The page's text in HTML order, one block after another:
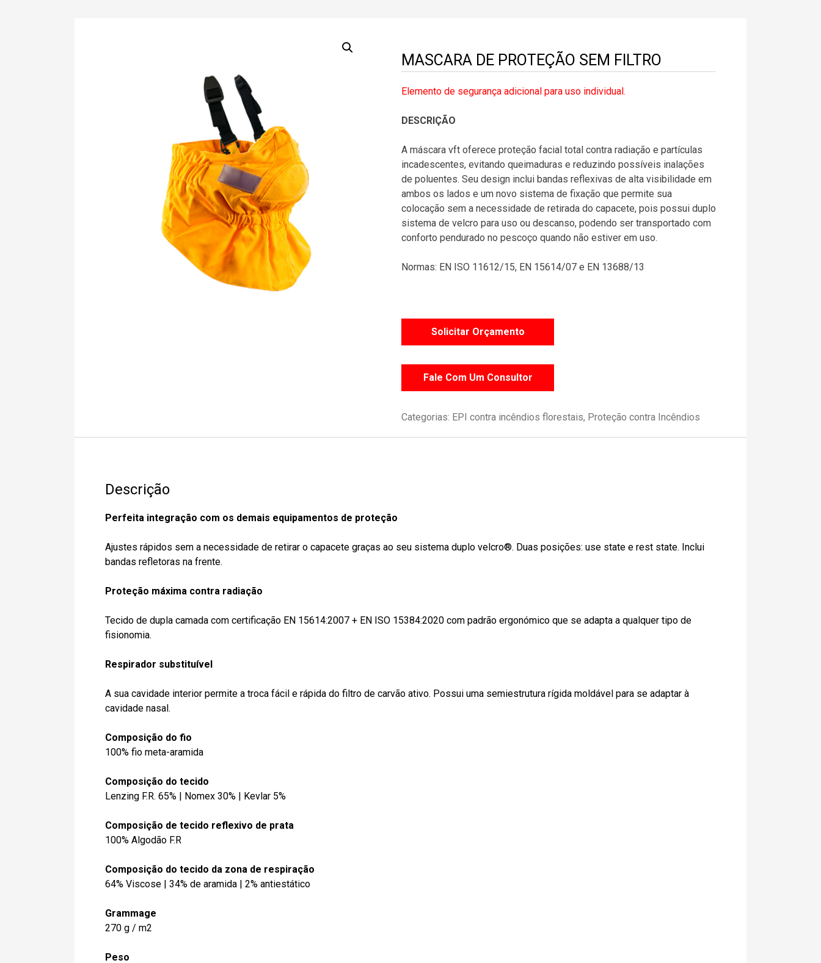
MASCARA DE PROTEÇÃO SEM FILTRO
Elemento de segurança adicional para uso individual.
DESCRIÇÃO
A máscara vft oferece proteção facial total contra radiação e partículas
incadescentes, evitando queimaduras e reduzindo possíveis inalações
de poluentes. Seu design inclui bandas reflexivas de alta visibilidade em
ambos os lados e um novo sistema de fixação que permite sua
colocação sem a necessidade de retirada do capacete, pois possui duplo
sistema de velcro para uso ou descanso, podendo ser transportado com
conforto pendurado no pescoço quando não estiver em uso.
Normas: EN ISO 11612/15, EN 15614/07 e EN 13688/13
Solicitar Orçamento
Fale Com Um Consultor
Categorias: EPI contra incêndios florestais, Proteção contra Incêndios
Descrição
Perfeita integração com os demais equipamentos de proteção
Ajustes rápidos sem a necessidade de retirar o capacete graças ao seu sistema duplo velcro®. Duas posições: use state e rest state. Inclui
bandas refletoras na frente.
Proteção máxima contra radiação
Tecido de dupla camada com certificação EN 15614:2007 + EN ISO 15384:2020 com padrão ergonómico que se adapta a qualquer tipo de
fisionomia.
Respirador substituível
A sua cavidade interior permite a troca fácil e rápida do filtro de carvão ativo. Possui uma semiestrutura rígida moldável para se adaptar à
cavidade nasal.
Composição do fio
100% fio meta-aramida
Composição do tecido
Lenzing F.R. 65% | Nomex 30% | Kevlar 5%
Composição de tecido reflexivo de prata
100% Algodão F.R
Composição do tecido da zona de respiração
64% Viscose | 34% de aramida | 2% antiestático
Grammage
270 g / m2
Peso